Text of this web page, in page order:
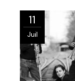
11
Juil